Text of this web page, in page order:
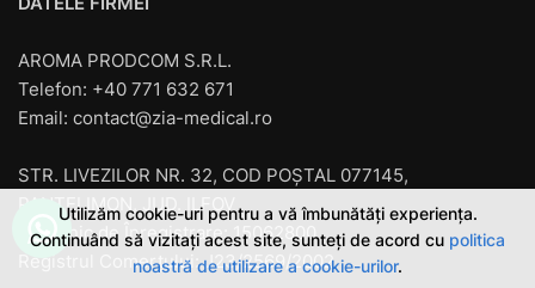
AROMA PRODCOM S.R.L.
Telefon: +40 771 632 671
Email: contact@zia-medical.ro
STR. LIVEZILOR NR. 32, COD POȘTAL 077145,
PANTELIMON, JUD. ILFOV
Cod unic de Înregistrare: 15062800
Registrul Comerţului: J23/2569/2002
Utilizăm cookie-uri pentru a vă îmbunătăți experiența.
Continuând să vizitați acest site, sunteți de acord cu politica
noastră de utilizare a cookie-urilor.